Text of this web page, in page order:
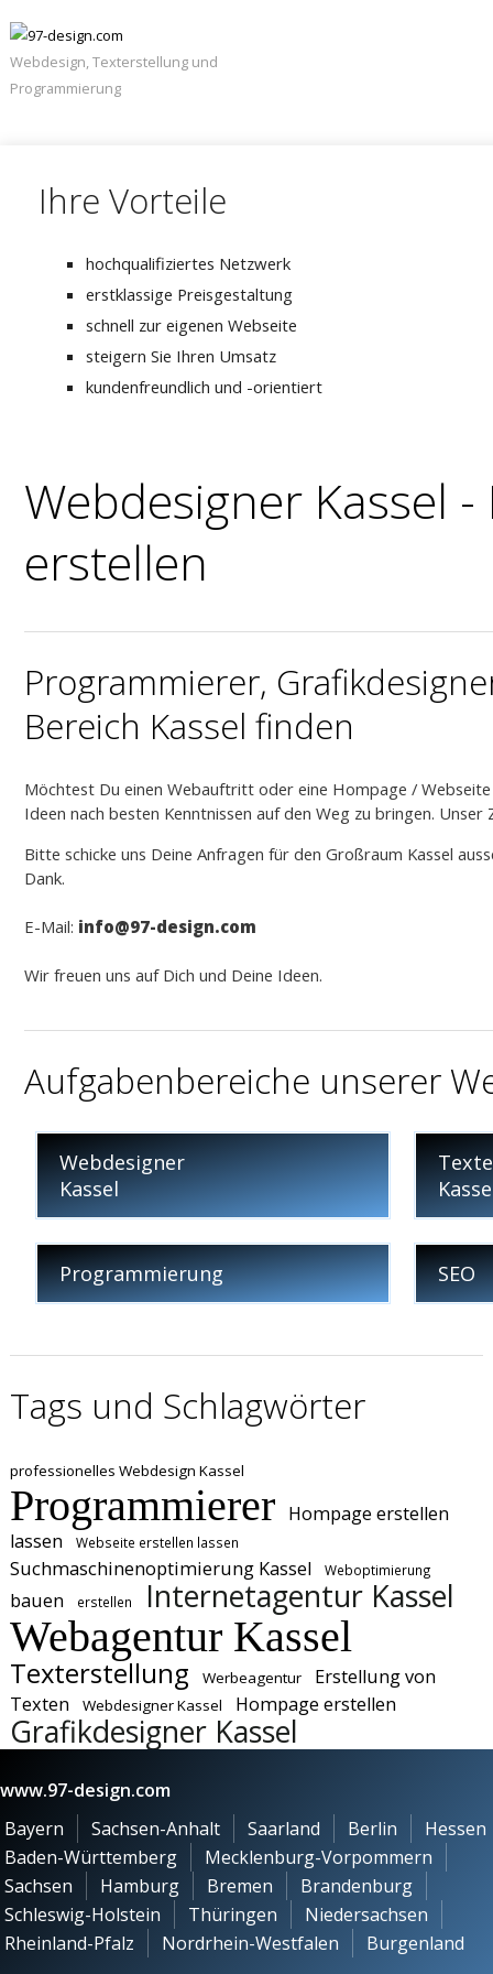
Webdesign, Texterstellung und
Programmierung
Karierre
Ihre Vorteile
hochqualifiziertes Netzwerk
erstklassige Preisgestaltung
schnell zur eigenen Webseite
steigern Sie Ihren Umsatz
kundenfreundlich und -orientiert
Webdesigner Kassel
erstellen
Programmierer,
Bereich Kassel finden
Möchtest Du einen Webauftritt oder eine Hompage /
Ideen nach besten Kenntnissen auf den Weg zu bringen.
Bitte schicke uns Deine Anfragen für den Großraum Kassel
Dank.
E-Mail: info@97-design.com
Wir freuen uns auf Dich und Deine Ideen.
Aufgabenbereiche unserer
Webdesigner
Kassel
Programmierung SEO
Tags und Schlagwörter
professionelles Webdesign Kassel
Programmierer Hompage erstellen
lassen
Webseite erstellen lassen
Suchmaschinenoptimierung Kassel Weboptimierung
bauen erstellen Internetagentur Kassel
Webagentur Kassel
Texterstellung Werbeagentur
Erstellung von
Texten
Webdesigner Kassel Hompage erstellen
Grafikdesigner Kassel
www.97-design.com
Bayern
Sachsen-Anhalt Saarland Berlin
Hessen
Baden-Württemberg
Mecklenburg-Vorpommern
Sachsen
Hamburg Bremen
Brandenburg
Schleswig-Holstein
Thüringen
Niedersachsen
Rheinland-Pfalz
Nordrhein-Westfalen
Burgenland